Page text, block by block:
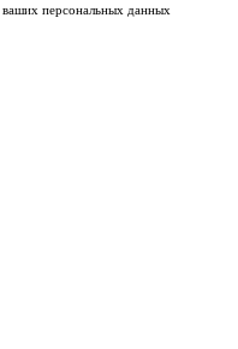
ваших персональных данных